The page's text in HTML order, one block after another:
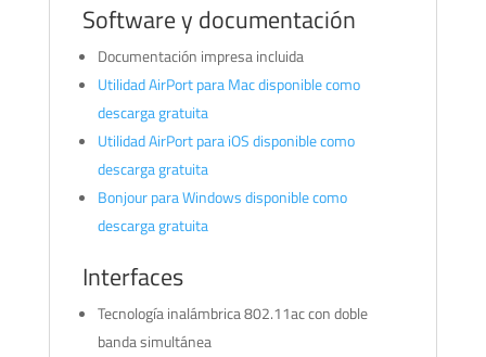
Software y documentación
Documentación impresa incluida
Utilidad AirPort para Mac disponible como
descarga gratuita
Utilidad AirPort para iOS disponible como
descarga gratuita
Bonjour para Windows disponible como
descarga gratuita
Interfaces
Tecnología inalámbrica 802.11ac con doble
banda simultánea